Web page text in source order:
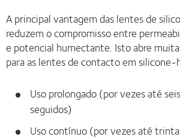
A principal vantagem das lentes de
reduzem o compromisso entre
e potencial humectante. Isto abre
para as lentes de contacto em
Uso prolongado (por vezes até
seguidos)
Uso contínuo (por vezes até